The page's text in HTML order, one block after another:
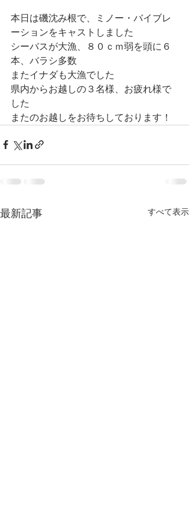
本日は磯沈み根で、ミノー・バイブレ
ーションをキャストしました
シーバスが大漁、８０ｃｍ弱を頭に６
本、バラシ多数
またイナダも大漁でした
県内からお越しの３名様、お疲れ様で
した
またのお越しをお待ちしております！
最新記事 すべて表示